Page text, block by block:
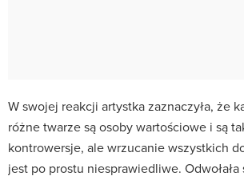
W swojej reakcji artystka zaznaczyła, że
różne twarze są osoby wartościowe i są
kontrowersje, ale wrzucanie wszystkich
jest po prostu niesprawiedliwe.